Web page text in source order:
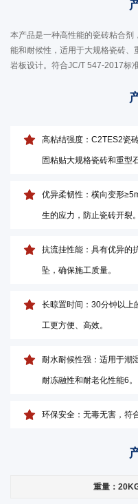
本产品是一种高性能的瓷砖粘合剂
能和耐候性，适用于大规格瓷砖
岩板设计。符合JC/T 547-2017标
高粘结强度：C2TES2瓷
固粘贴大规格瓷砖和重型
优异柔韧性：横向变形
生的应力，防止瓷砖开裂。
抗流挂性能：具有优异的
坠，确保施工质量。
长晾置时间：30分钟以上
工更方便、高效。
耐水耐候性强：适用于潮
耐冻融性和耐老化性能6。
环保安全：无毒无害，符
重量：